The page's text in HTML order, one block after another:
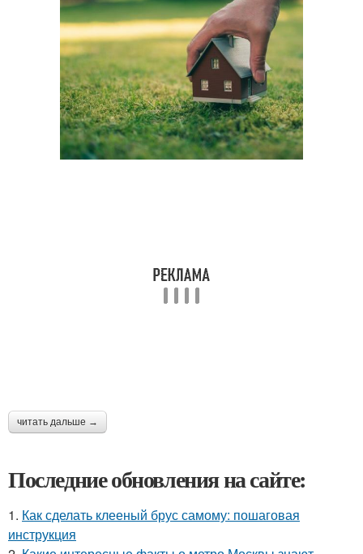
читать дальше →
Последние обновления на сайте:
1. Как сделать клееный брус самому: пошаговая
инструкция